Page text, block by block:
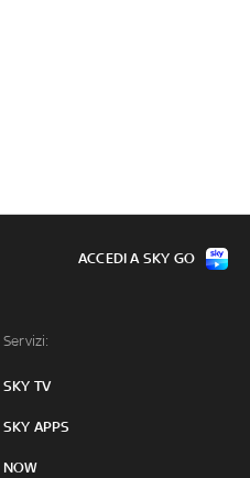
Servizi:
SKY TV
SKY APPS
NOW
ACCEDI A SKY GO